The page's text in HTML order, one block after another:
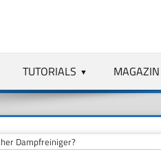
TUTORIALS MAGAZIN
Dampfreiniger?